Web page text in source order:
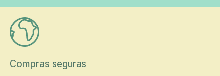
Compras seguras